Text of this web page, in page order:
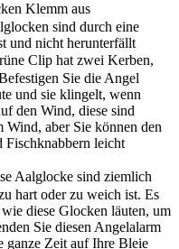
Klemm aus
sind durch eine
und nicht herunterfällt
Clip hat zwei Kerben,
Sie die Angel
und sie klingelt, wenn
den Wind, diese sind
aber Sie können den
Fischknabbern leicht
Aalglocke sind ziemlich
hart oder zu weich ist. Es
diese Glocken läuten, um
Sie diesen Angelalarm
ganze Zeit auf Ihre Bleie